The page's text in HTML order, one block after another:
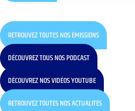
RETROUVEZ TOUTES NOS ÉMISSIONS
DÉCOUVREZ TOUS NOS PODCAST
DÉCOUVREZ NOS VIDÉOS YOUTUBE
RETROUVEZ TOUTES NOS ACTUALITÉS